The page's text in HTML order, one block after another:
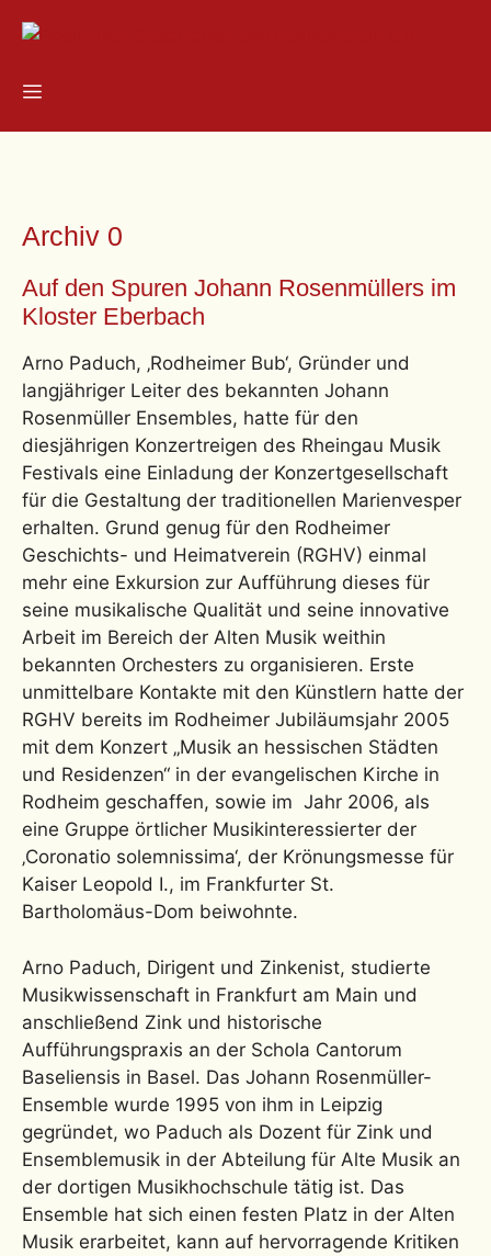
Inhalt
Menü
Archiv 0
Auf den Spuren Johann Rosenmüllers im
Kloster Eberbach
Arno Paduch, ‚Rodheimer Bub‘, Gründer und
langjähriger Leiter des bekannten Johann
Rosenmüller Ensembles, hatte für den
diesjährigen Konzertreigen des Rheingau Musik
Festivals eine Einladung der Konzertgesellschaft
für die Gestaltung der traditionellen Marienvesper
erhalten. Grund genug für den Rodheimer
Geschichts- und Heimatverein (RGHV) einmal
mehr eine Exkursion zur Aufführung dieses für
seine musikalische Qualität und seine innovative
Arbeit im Bereich der Alten Musik weithin
bekannten Orchesters zu organisieren. Erste
unmittelbare Kontakte mit den Künstlern hatte der
RGHV bereits im Rodheimer Jubiläumsjahr 2005
mit dem Konzert „Musik an hessischen Städten
und Residenzen“ in der evangelischen Kirche in
Rodheim geschaffen, sowie im Jahr 2006, als
eine Gruppe örtlicher Musikinteressierter der
‚Coronatio solemnissima‘, der Krönungsmesse für
Kaiser Leopold I., im Frankfurter St.
Bartholomäus-Dom beiwohnte.
Arno Paduch, Dirigent und Zinkenist, studierte
Musikwissenschaft in Frankfurt am Main und
anschließend Zink und historische
Aufführungspraxis an der Schola Cantorum
Baseliensis in Basel. Das Johann Rosenmüller-
Ensemble wurde 1995 von ihm in Leipzig
gegründet, wo Paduch als Dozent für Zink und
Ensemblemusik in der Abteilung für Alte Musik an
der dortigen Musikhochschule tätig ist. Das
Ensemble hat sich einen festen Platz in der Alten
Musik erarbeitet, kann auf hervorragende Kritiken